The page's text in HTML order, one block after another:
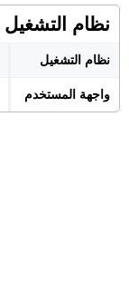
نظام التشغيل
نظام التشغيل
واجهة المستخدم